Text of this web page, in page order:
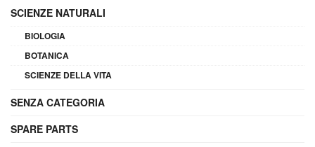
SCIENZE NATURALI
BIOLOGIA
BOTANICA
SCIENZE DELLA VITA
SENZA CATEGORIA
SPARE PARTS